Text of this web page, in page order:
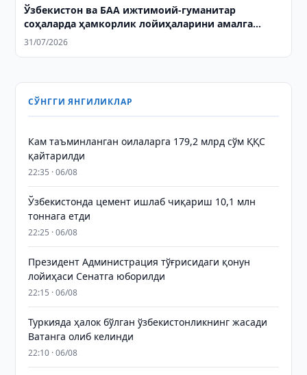
Ўзбекистон ва БАА ижтимоий-гуманитар
соҳаларда ҳамкорлик лойиҳаларини амалга
оширишга келишиб олди
31/07/2026
СЎНГГИ ЯНГИЛИКЛАР
Кам таъминланган оилаларга 179,2 млрд сўм ҚҚС
қайтарилди
22:35 · 06/08
Ўзбекистонда цемент ишлаб чиқариш 10,1 млн
тоннага етди
22:25 · 06/08
Президент Администрация тўғрисидаги қонун
лойиҳаси Сенатга юборилди
22:15 · 06/08
Туркияда ҳалок бўлган ўзбекистонликнинг жасади
Ватанга олиб келинди
22:10 · 06/08